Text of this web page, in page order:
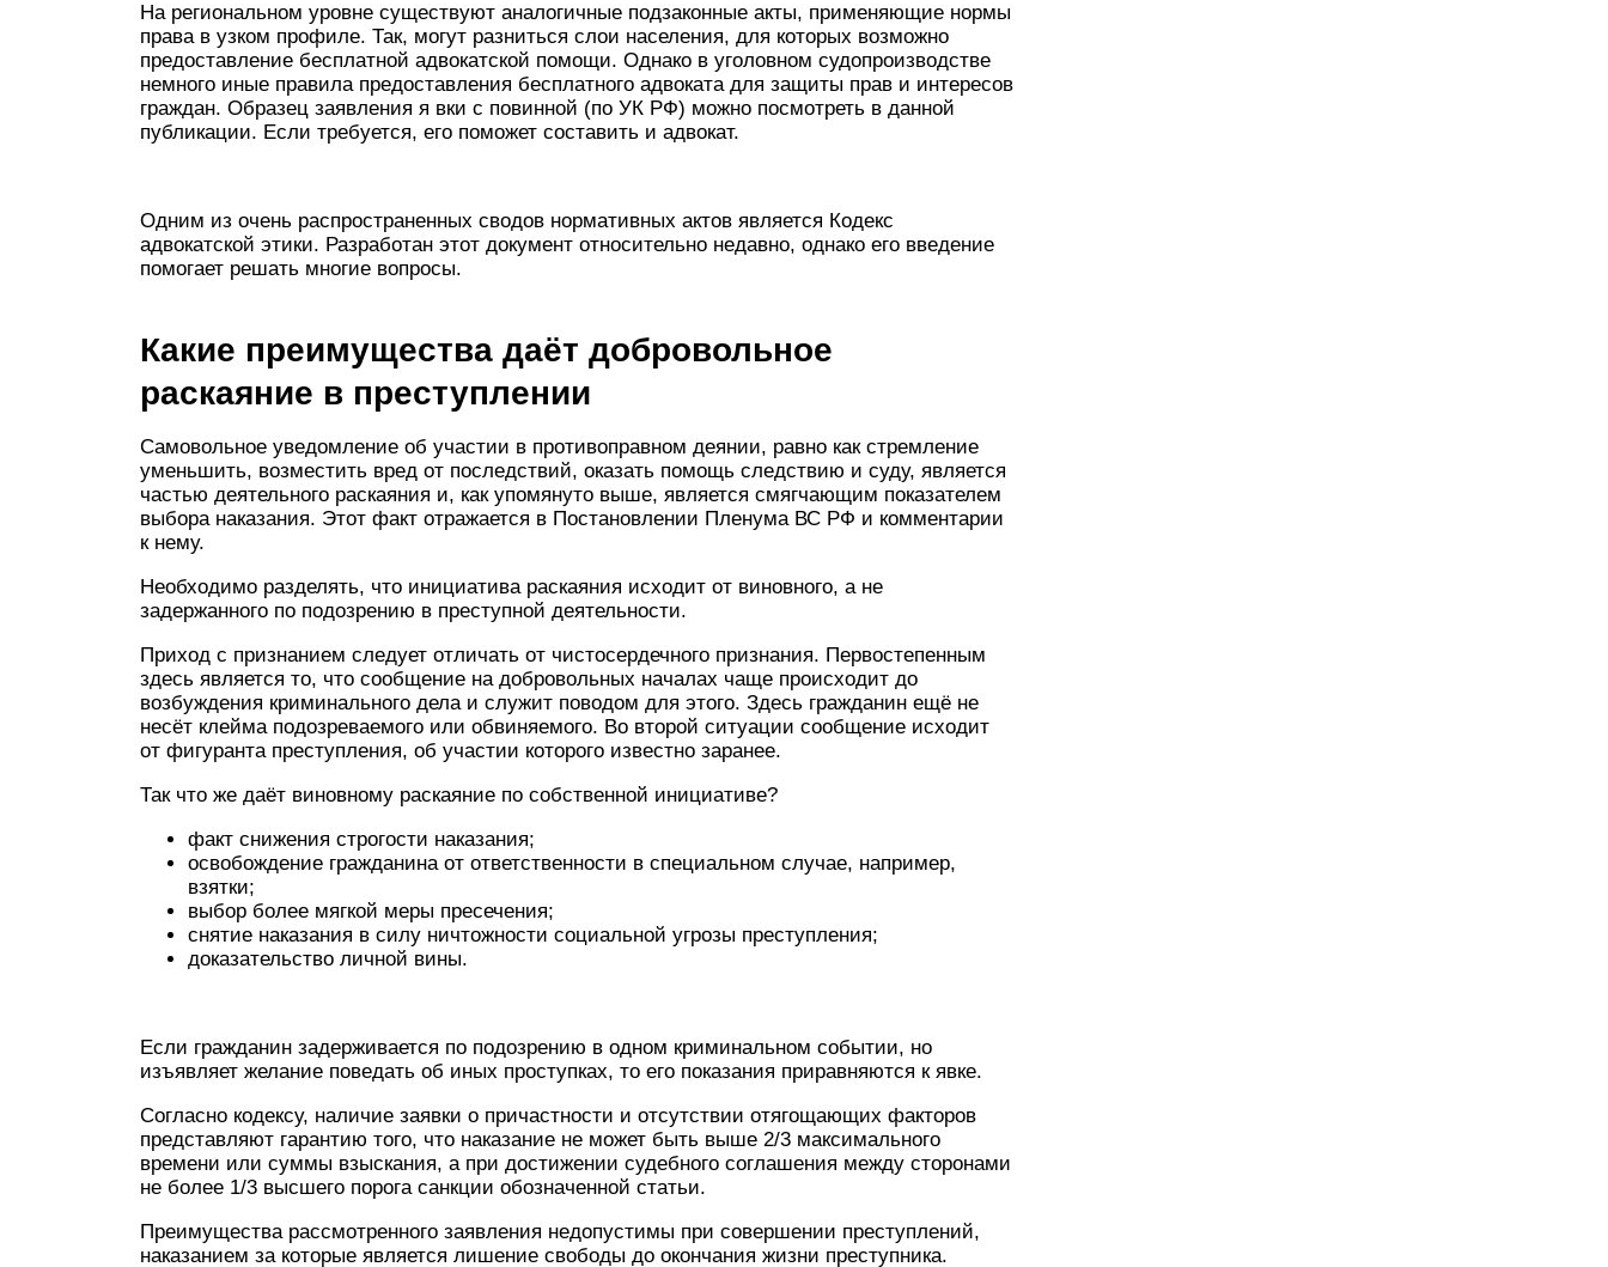
На региональном уровне существуют аналогичные подзаконные акты, применяющие нормы
права в узком профиле. Так, могут разниться слои населения, для которых возможно
предоставление бесплатной адвокатской помощи. Однако в уголовном судопроизводстве
немного иные правила предоставления бесплатного адвоката для защиты прав и интересов
граждан. Образец заявления я вки с повинной (по УК РФ) можно посмотреть в данной
публикации. Если требуется, его поможет составить и адвокат.
Одним из очень распространенных сводов нормативных актов является Кодекс
адвокатской этики. Разработан этот документ относительно недавно, однако его введение
помогает решать многие вопросы.
Какие преимущества даёт добровольное
раскаяние в преступлении
Самовольное уведомление об участии в противоправном деянии, равно как стремление
уменьшить, возместить вред от последствий, оказать помощь следствию и суду, является
частью деятельного раскаяния и, как упомянуто выше, является смягчающим показателем
выбора наказания. Этот факт отражается в Постановлении Пленума ВС РФ и комментарии
к нему.
Необходимо разделять, что инициатива раскаяния исходит от виновного, а не
задержанного по подозрению в преступной деятельности.
Приход с признанием следует отличать от чистосердечного признания. Первостепенным
здесь является то, что сообщение на добровольных началах чаще происходит до
возбуждения криминального дела и служит поводом для этого. Здесь гражданин ещё не
несёт клейма подозреваемого или обвиняемого. Во второй ситуации сообщение исходит
от фигуранта преступления, об участии которого известно заранее.
Так что же даёт виновному раскаяние по собственной инициативе?
факт снижения строгости наказания;
освобождение гражданина от ответственности в специальном случае, например,
взятки;
выбор более мягкой меры пресечения;
снятие наказания в силу ничтожности социальной угрозы преступления;
доказательство личной вины.
Если гражданин задерживается по подозрению в одном криминальном событии, но
изъявляет желание поведать об иных проступках, то его показания приравняются к явке.
Согласно кодексу, наличие заявки о причастности и отсутствии отягощающих факторов
представляют гарантию того, что наказание не может быть выше 2/3 максимального
времени или суммы взыскания, а при достижении судебного соглашения между сторонами
не более 1/3 высшего порога санкции обозначенной статьи.
Преимущества рассмотренного заявления недопустимы при совершении преступлений,
наказанием за которые является лишение свободы до окончания жизни преступника.